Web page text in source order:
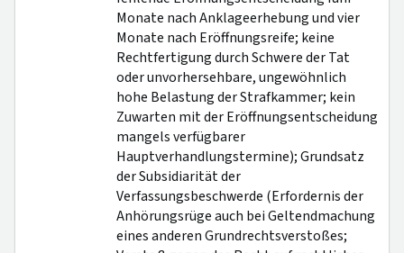
Monate nach Anklageerhebung und vier
Monate nach Eröffnungsreife; keine
Rechtfertigung durch Schwere der Tat
oder unvorhersehbare, ungewöhnlich
hohe Belastung der Strafkammer; kein
Zuwarten mit der Eröffnungsentscheidung
mangels verfügbarer
Hauptverhandlungstermine); Grundsatz
der Subsidiarität der
Verfassungsbeschwerde (Erfordernis der
Anhörungsrüge auch bei Geltendmachung
eines anderen Grundrechtsverstoßes;